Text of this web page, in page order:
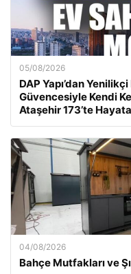
05/08/2026
DAP Yapı’dan
Güvencesiyle Kendi
Ataşehir 173’te
04/08/2026
Bahçe Mutfakları ve